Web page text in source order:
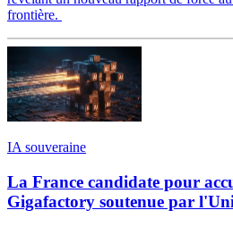
frontière.
IA souveraine
La France candidate pour
Gigafactory soutenue par